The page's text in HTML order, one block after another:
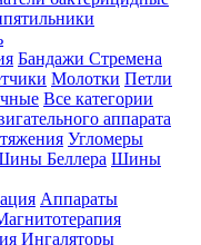
Бандажи Стремена
Молотки Петли
Все категории
аппарата
Угломеры
Беллера Шины
Аппараты
Ингаляторы